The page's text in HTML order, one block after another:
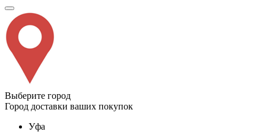
Выберите город
Город доставки ваших покупок
Уфа